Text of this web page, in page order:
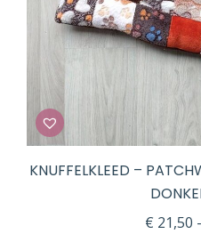
KNUFFELKLEED –
€ 21,50 -